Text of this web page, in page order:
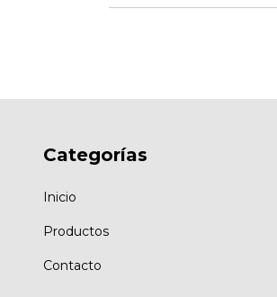
Categorías
Inicio
Productos
Contacto